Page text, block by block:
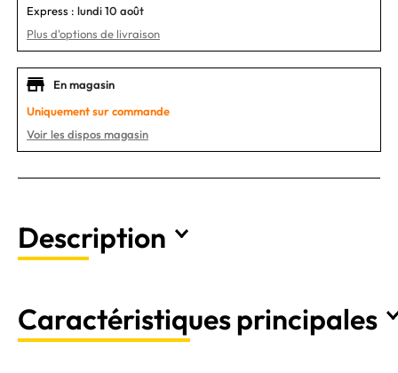
Express : lundi 10 août
Plus d'options de livraison
En magasin
Uniquement sur commande
Voir les dispos magasin
Description
Caractéristiques principales